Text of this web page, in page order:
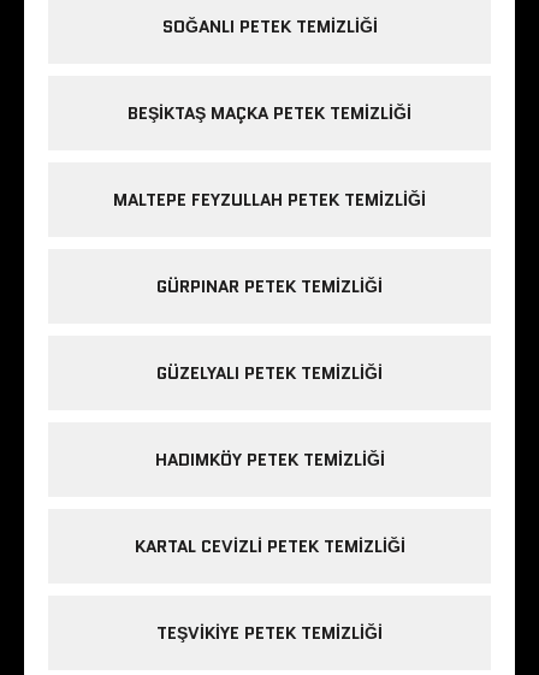
SOĞANLI PETEK TEMIZLIĞI
BEŞIKTAŞ MAÇKA PETEK TEMIZLIĞI
MALTEPE FEYZULLAH PETEK TEMIZLIĞI
GÜRPINAR PETEK TEMIZLIĞI
GÜZELYALI PETEK TEMIZLIĞI
HADIMKÖY PETEK TEMIZLIĞI
KARTAL CEVIZLI PETEK TEMIZLIĞI
TEŞVIKIYE PETEK TEMIZLIĞI